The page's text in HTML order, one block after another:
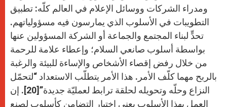
ومدراء الشركات ووسائل الإعلام في العالم كلّه: تطبيق
التطويبات في الأسلوب الذي يمارسون فيه مسؤولياتهم.
تحدٍّ لبناء المجتمع والجماعة أو الشركة المسؤولين عنها
بواسطة أسلوب صانعي السلام؛ وإعطاء علامة للرحمة
من خلال رفض إقصاء الأشخاص والإساءة للبيئة والرغبة
بالربح مهما كلّف الأمر. هذا الأمر يتطلّب الاستعداد “لتحمّل
النزاع وحلّه وتحويله لحلقة ترابط لعمليّة جديدة”[20]. إن
العمل بهذا الأسلوب يعني اختيار التضامن كأسلوب لصنع